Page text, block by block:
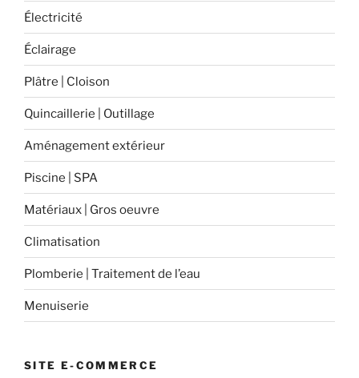
Électricité
Éclairage
Plâtre | Cloison
Quincaillerie | Outillage
Aménagement extérieur
Piscine | SPA
Matériaux | Gros oeuvre
Climatisation
Plomberie | Traitement de l’eau
Menuiserie
SITE E-COMMERCE